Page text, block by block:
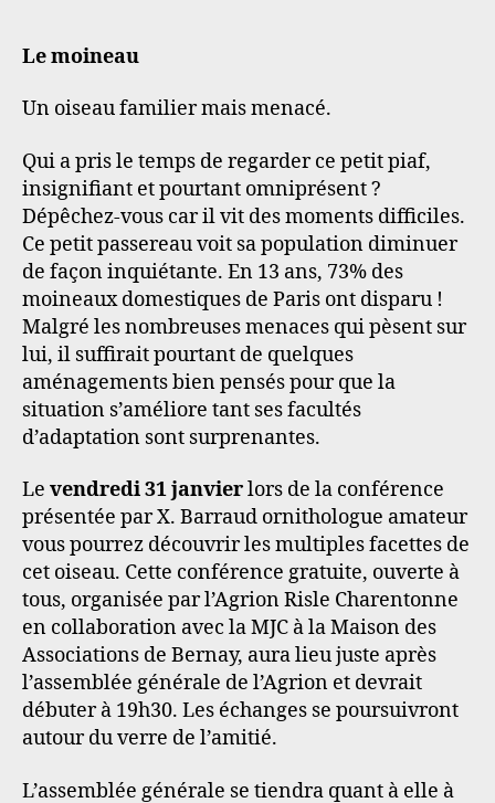
Le moineau
Un oiseau familier mais menacé.
Qui a pris le temps de regarder ce petit piaf,
insignifiant et pourtant omniprésent ?
Dépêchez-vous car il vit des moments difficiles.
Ce petit passereau voit sa population diminuer
de façon inquiétante. En 13 ans, 73% des
moineaux domestiques de Paris ont disparu !
Malgré les nombreuses menaces qui pèsent sur
lui, il suffirait pourtant de quelques
aménagements bien pensés pour que la
situation s’améliore tant ses facultés
d’adaptation sont surprenantes.
Le vendredi 31 janvierlors de la conférence
présentée par X. Barraud ornithologue amateur
vous pourrez découvrir les multiples facettes de
cet oiseau. Cette conférence gratuite, ouverte à
tous, organisée par l’Agrion Risle Charentonne
en collaboration avec la MJC à la Maison des
Associations de Bernay, aura lieu juste après
l’assemblée générale de l’Agrion et devrait
débuter à 19h30. Les échanges se poursuivront
autour du verre de l’amitié.
L’assemblée générale se tiendra quant à elle à